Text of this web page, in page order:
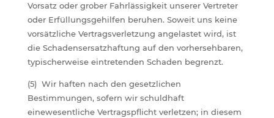
Vorsatz oder grober Fahrlässigkeit unserer Vertreter
oder Erfüllungsgehilfen beruhen. Soweit uns keine
vorsätzliche Vertragsverletzung angelastet wird, ist
die Schadensersatzhaftung auf den vorhersehbaren,
typischerweise eintretenden Schaden begrenzt.
(5) Wir haften nach den gesetzlichen
Bestimmungen, sofern wir schuldhaft
einewesentliche Vertragspflicht verletzen; in diesem